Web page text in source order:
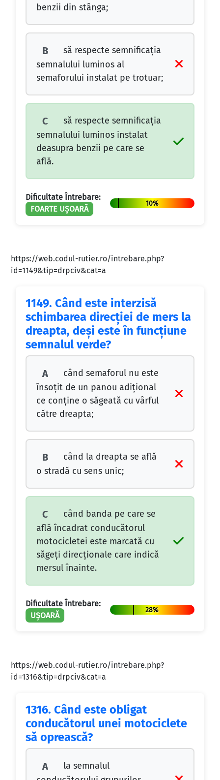
benzii din stânga;
B
să respecte semnificaţia
semnalului luminos al
semaforului instalat pe trotuar;
C
să respecte semnificaţia
semnalului luminos instalat
deasupra benzii pe care se
află.
Dificultate Întrebare:
FOARTE UȘOARĂ
10%
https://web.codul-rutier.ro/intrebare.php?
id=1149&tip=drpciv&cat=a
1149. Când este interzisă
schimbarea direcţiei de mers la
dreapta, deşi este în funcţiune
semnalul verde?
A
când semaforul nu este
însoţit de un panou adiţional
ce conţine o săgeată cu vârful
către dreapta;
B
când la dreapta se află
o stradă cu sens unic;
C
când banda pe care se
află încadrat conducătorul
motocicletei este marcată cu
săgeţi direcţionale care indică
mersul înainte.
Dificultate Întrebare:
UȘOARĂ
28%
https://web.codul-rutier.ro/intrebare.php?
id=1316&tip=drpciv&cat=a
1316. Când este obligat
conducătorul unei motociclete
să oprească?
A
la semnalul